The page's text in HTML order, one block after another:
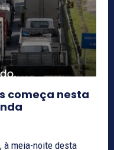
começa nesta
à meia-noite desta